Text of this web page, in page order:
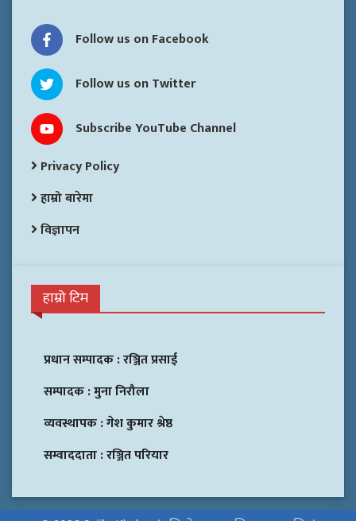
Follow us on Facebook
Follow us on Twitter
Subscribe YouTube Channel
Privacy Policy
हाम्रो बारेमा
विज्ञापन
हाम्रो टिम
प्रधान सम्पादक :रञ्जित प्रसाई
सम्पादक :मुना निरौला
व्यवस्थापक :गेश कुमार श्रेष्ठ
सम्वाददाता :रञ्जित परियार